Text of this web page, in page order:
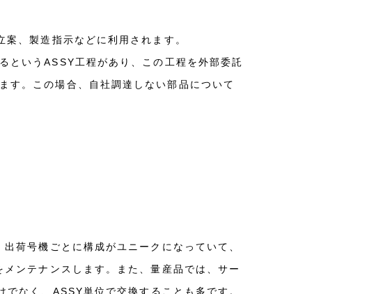
、製造指示などに利用されます。
というASSY工程があり、この工程を外部委託
す。この場合、自社調達しない部品について
荷号機ごとに構成がユニークになっていて、
ンテナンスします。また、量産品では、サー
なく、ASSY単位で交換することも多です。